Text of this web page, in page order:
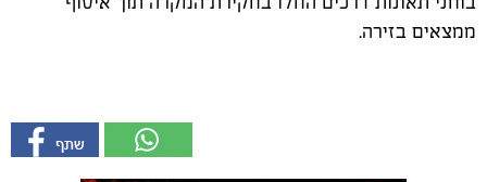
ממצאים בזירה.